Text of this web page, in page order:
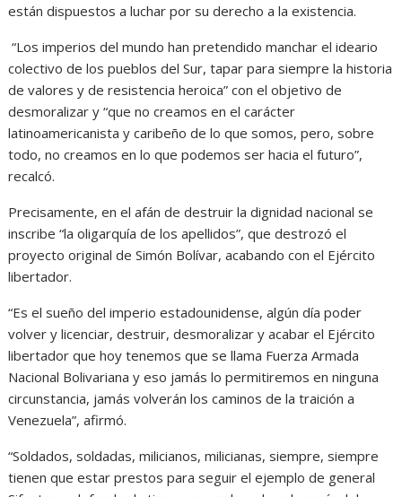
están dispuestos a luchar por su derecho a la existencia.
“Los imperios del mundo han pretendido manchar el ideario
colectivo de los pueblos del Sur, tapar para siempre la historia
de valores y de resistencia heroica” con el objetivo de
desmoralizar y “que no creamos en el carácter
latinoamericanista y caribeño de lo que somos, pero, sobre
todo, no creamos en lo que podemos ser hacia el futuro”,
recalcó.
Precisamente, en el afán de destruir la dignidad nacional se
inscribe “la oligarquía de los apellidos”, que destrozó el
proyecto original de Simón Bolívar, acabando con el Ejército
libertador.
“Es el sueño del imperio estadounidense, algún día poder
volver y licenciar, destruir, desmoralizar y acabar el Ejército
libertador que hoy tenemos que se llama Fuerza Armada
Nacional Bolivariana y eso jamás lo permitiremos en ninguna
circunstancia, jamás volverán los caminos de la traición a
Venezuela”, afirmó.
“Soldados, soldadas, milicianos, milicianas, siempre, siempre
tienen que estar prestos para seguir el ejemplo de general